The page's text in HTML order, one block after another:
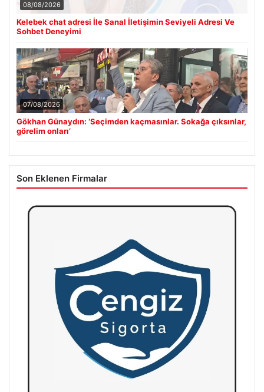
08/08/2026
Kelebek chat adresi İle Sanal İletişimin Seviyeli Adresi Ve
Sohbet Deneyimi
07/08/2026
Gökhan Günaydın: ‘Seçimden kaçmasınlar. Sokağa çıksınlar,
görelim onları’
Son Eklenen Firmalar